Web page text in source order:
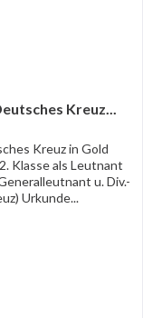
Kreuz...
Kreuz in Gold
Klasse als Leutnant
u. Div.-
Urkunde...